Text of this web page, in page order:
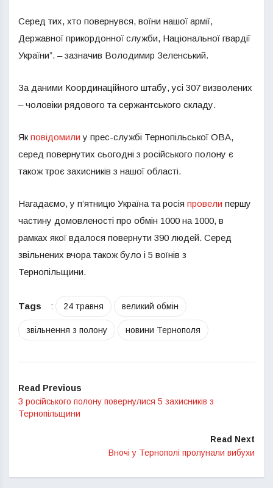
Серед тих, хто повернувся, воїни нашої армії,
Державної прикордонної служби, Національної гвардії
України”. – зазначив Володимир Зеленський.
За даними Координаційного штабу, усі 307 визволених
– чоловіки рядового та сержантського складу.
Як повідомили у прес-службі Тернопільської ОВА,
серед повернутих сьогодні з російського полону є
також троє захисників з нашої області.
Нагадаємо, у п’ятницю Україна та росія провели першу
частину домовленості про обмін 1000 на 1000, в
рамках якої вдалося повернути 390 людей. Серед
звільнених вчора також було і 5 воїнів з
Тернопільщини.
Tags : 24 травня великий обмін
звільнення з полону новини Тернополя
Read Previous
З російського полону повернулися 5 захисників з
Тернопільщини
Read Next
Вночі у Тернополі пролунали вибухи